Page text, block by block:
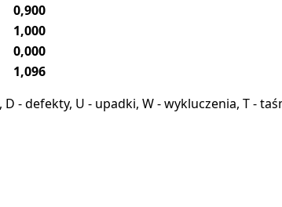
0,900
1,000
0,000
1,096
- defekty, U - upadki, W - wykluczenia, T -